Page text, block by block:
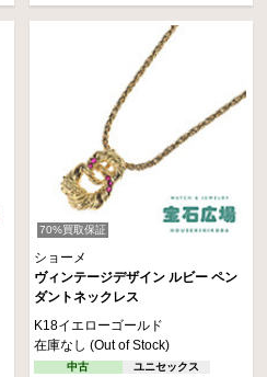
70%買取保証
ショーメ
ヴィンテージデザイン ルビー ペン
ダントネックレス
K18イエローゴールド
在庫なし (Out of Stock)
中古 ユニセックス